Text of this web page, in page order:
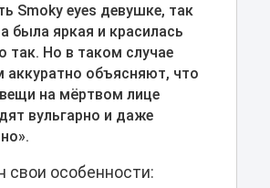
Smoky eyes девушке, так
была яркая и красилась
так. Но в таком случае
объясняют, что
на мёртвом лице
вульгарно и даже
свои особенности: